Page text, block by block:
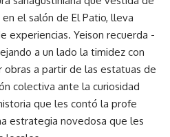
el salón de El Patio, lleva
experiencias. Yeison recuerda -
a un lado la timidez con
a partir de las estatuas de
colectiva ante la curiosidad
que les contó la profe
estrategia novedosa que les